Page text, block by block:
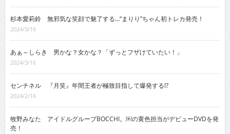
杉本愛莉鈴 無邪気な笑顔で魅了する…“まりり”ちゃん初トレカ発売！
2024/3/16
あぁ～しらき 男かな？女かな？「ずっとフザけていたい！」
2024/3/16
センチネル 『月笑』年間王者が極致目指して爆発する!?
2024/2/16
牧野みなた アイドルグループBOCCHI。￼の黄色担当がデビューDVDを発
売！